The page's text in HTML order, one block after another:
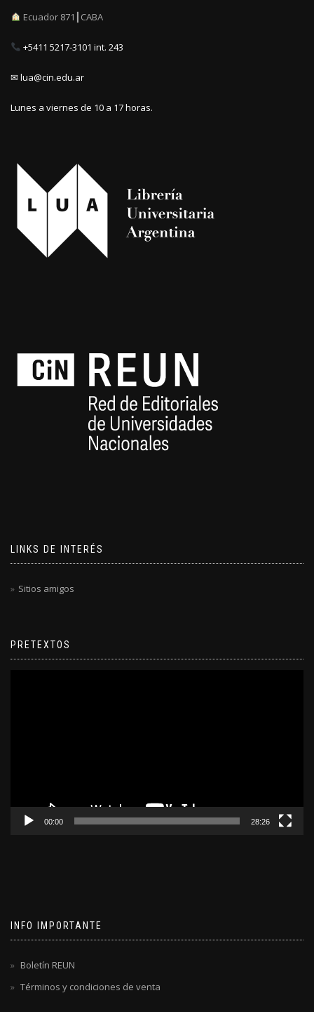
Ecuador 871┃CABA
+5411 5217-3101 int. 243
✉ lua@cin.edu.ar
Lunes a viernes de 10 a 17 horas.
LINKS DE INTERÉS
Sitios amigos
PRETEXTOS
00:00 28:26
INFO IMPORTANTE
Boletín REUN
Términos y condiciones de venta